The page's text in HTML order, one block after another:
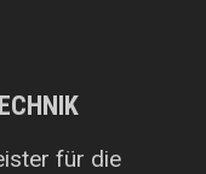
für die